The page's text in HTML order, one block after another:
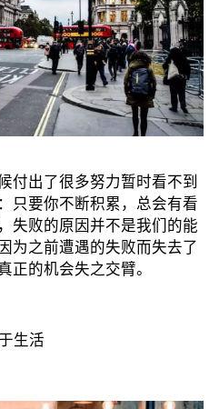
付出了很多努力暂时看不到
只要你不断积累，总会有看
失败的原因并不是我们的能
为之前遭遇的失败而失去了
正的机会失之交臂。
生活